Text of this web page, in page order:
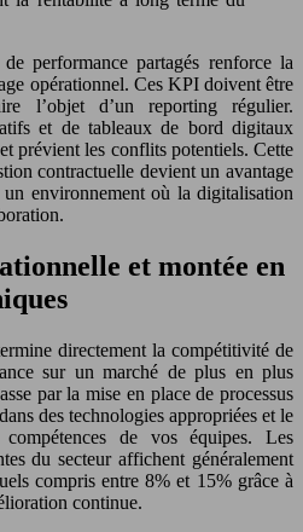
de performance partagés renforce la
opérationnel. Ces KPI doivent être
l’objet d’un reporting régulier.
et de tableaux de bord digitaux
prévient les conflits potentiels. Cette
contractuelle devient un avantage
environnement où la digitalisation
et montée en
directement la compétitivité de
sur un marché de plus en plus
par la mise en place de processus
des technologies appropriées et le
de vos équipes. Les
du secteur affichent généralement
compris entre 8% et 15% grâce à
continue.